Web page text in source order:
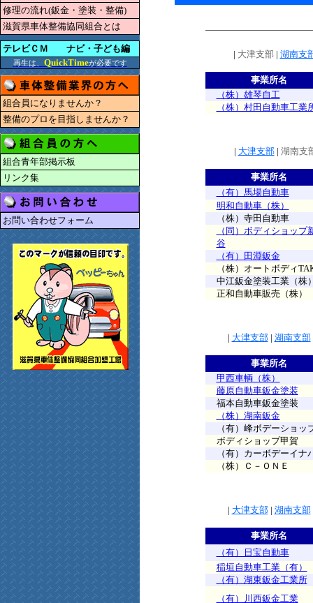
修理の流れ(鈑金・塗装・整備)
滋賀県車体整備協同組合とは
テレビＣＭ ナビ・子ども編
再生は、 QuickTimeが必要です
組合員になりませんか？
整備のプロを目指しませんか？
組合青年部掲示板
リンク集
お問い合わせフォーム
| 大津支部| 湖南支
事業所名
（株）雄琴自工
（株）村田自動車工業
| 大津支部| 湖南支
事業所名
（有）馬場自動車
明和自動車（株）
（株）寺田自動車
（同）ボディショップ
谷
（有）田淵鈑金
（株）オートボディ
中江鈑金塗装工業（株
正和自動車販売（株）
| 大津支部| 湖南支部
事業所名
甲西車輌（株）
藤原自動車鈑金塗装
福本自動車鈑金塗装
（株）湖南鈑金
（有）峰ボデーショッ
ボディショップ甲賀
（有）カーボデーイナ
（株）Ｃ－ＯＮＥ
| 大津支部| 湖南支部
事業所名
（有）日宝自動車
稲垣自動車工業（有）
（有）湖東鈑金工業所
（有）川西鈑金工業